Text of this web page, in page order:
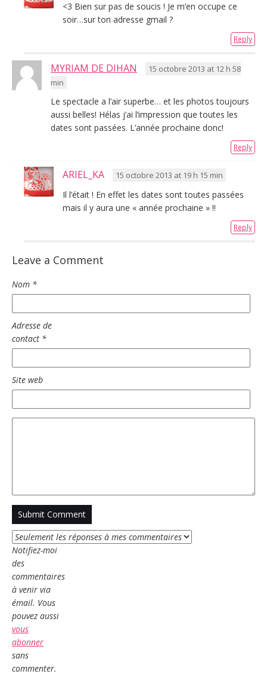
<3 Bien sur pas de soucis ! Je m’en occupe ce
soir…sur ton adresse gmail ?
Reply
MYRIAM DE DIHAN
15 octobre 2013 at 12 h 58
min
Le spectacle a l’air superbe… et les photos toujours
aussi belles! Hélas j’ai l’impression que toutes les
dates sont passées. L’année prochaine donc!
Reply
ARIEL_KA 15 octobre 2013 at 19 h 15 min
Il l’était ! En effet les dates sont toutes passées
mais il y aura une « année prochaine » !!
Reply
Leave a Comment
Nom *
Adresse de
contact *
Site web
Notifiez-moi
des
commentaires
à venir via
émail. Vous
pouvez aussi
vous
abonner
sans
commenter.